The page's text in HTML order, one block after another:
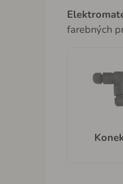
farebných